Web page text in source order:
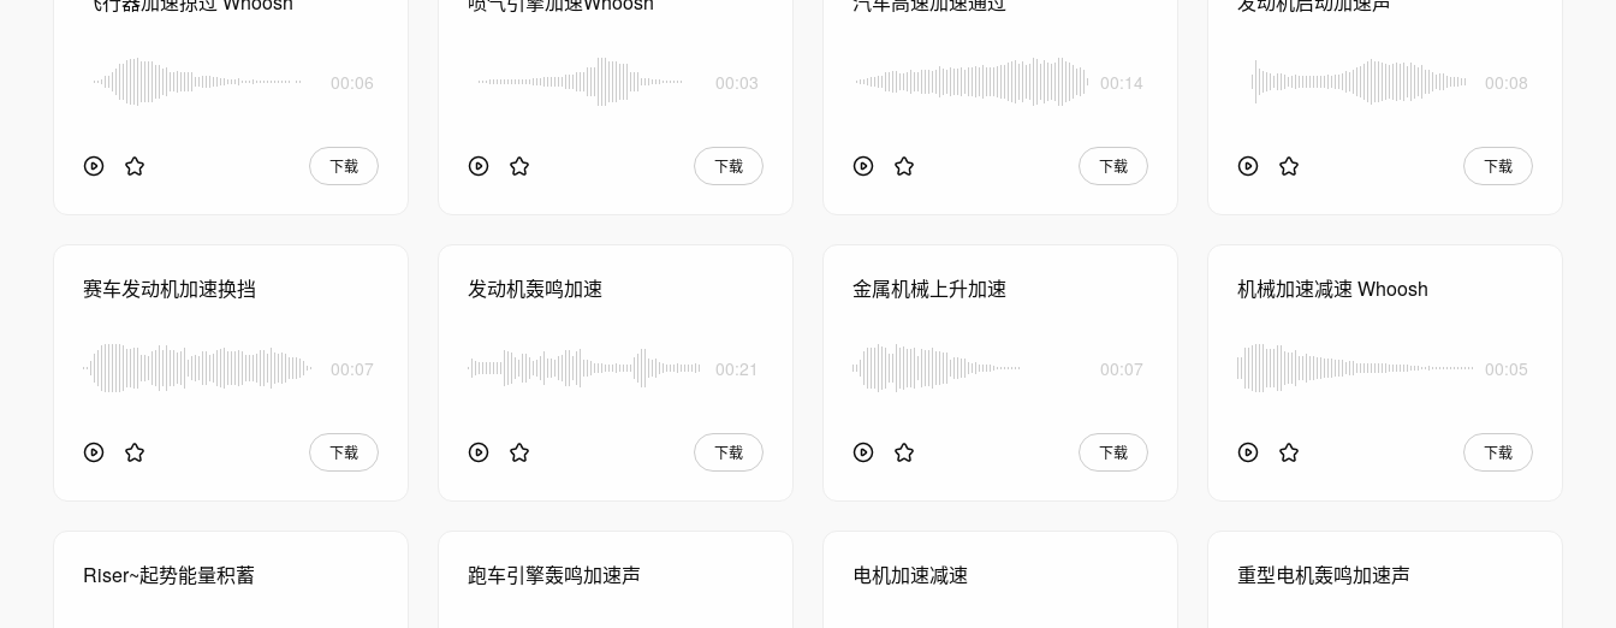
00:06
下载
00:03
下载
00:14
下载
00:08
下载
赛车发动机加速换挡
00:07
下载
发动机轰鸣加速
00:21
下载
金属机械上升加速
00:07
下载
机械加速减速 Whoosh
00:05
下载
Riser~起势能量积蓄 跑车引擎轰鸣加速声 电机加速减速 重型电机轰鸣加速声